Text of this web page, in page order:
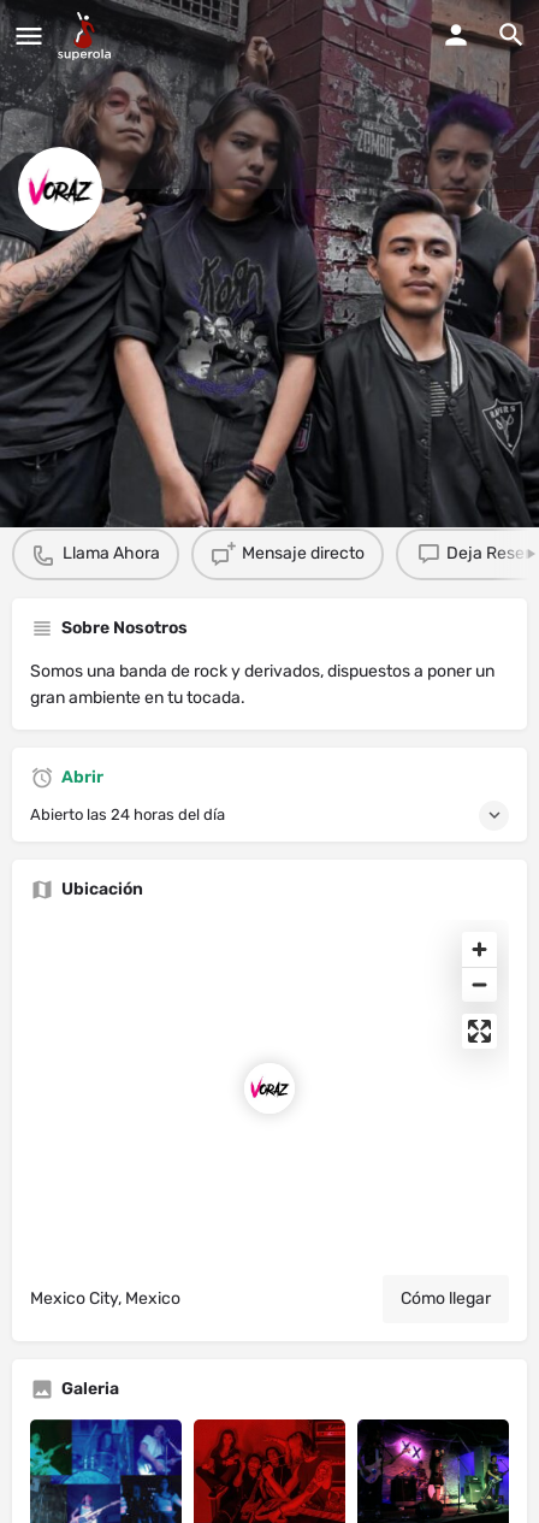
Voraz Oficial
Estamos disponibles
Llama Ahora
Perfil Explorar los Videos Solicitud de Reserva
Llama Ahora Mensaje directo Deja
Sobre Nosotros
Somos una banda de rock y derivados, dispuestos a poner un
gran ambiente en tu tocada.
Abrir
Abierto las 24 horas del día
Ubicación
Mexico City, Mexico Cómo llegar
Galeria